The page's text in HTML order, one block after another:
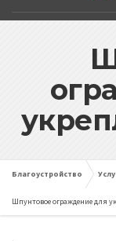
Благоустройство
Шпунтовое ограждение для